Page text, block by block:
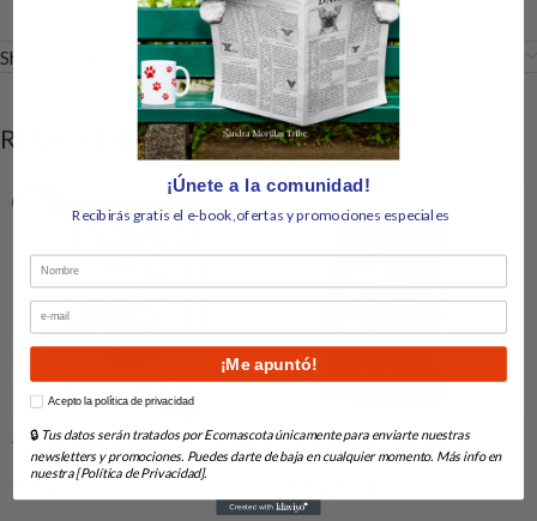
Shipping & Delivery
RELATED PRODUCTS
Salmón 2Kg Naturalgreatness
En Stock
Profine Light Lamb
¡Únete a la comunidad!
Recibirás gratis el e-book,ofertas y promociones especiales
Nombre
Email
¡Me apuntó!
How would you like to hear from us?
Acepto la política de privacidad
🔒 Tus datos serán tratados por Ecomascota únicamente para enviarte nuestras
newsletters y promociones. Puedes darte de baja en cualquier momento. Más info en
nuestra [Política de Privacidad].